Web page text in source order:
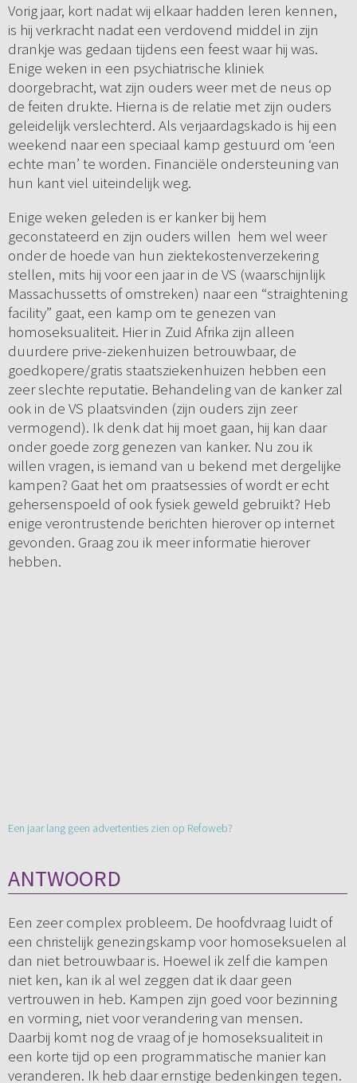
Vorig jaar, kort nadat wij elkaar hadden leren kennen,
is hij verkracht nadat een verdovend middel in zijn
drankje was gedaan tijdens een feest waar hij was.
Enige weken in een psychiatrische kliniek
doorgebracht, wat zijn ouders weer met de neus op
de feiten drukte. Hierna is de relatie met zijn ouders
geleidelijk verslechterd. Als verjaardagskado is hij een
weekend naar een speciaal kamp gestuurd om ‘een
echte man’ te worden. Financiële ondersteuning van
hun kant viel uiteindelijk weg.
Enige weken geleden is er kanker bij hem
geconstateerd en zijn ouders willen hem wel weer
onder de hoede van hun ziektekostenverzekering
stellen, mits hij voor een jaar in de VS (waarschijnlijk
Massachussetts of omstreken) naar een “straightening
facility” gaat, een kamp om te genezen van
homoseksualiteit. Hier in Zuid Afrika zijn alleen
duurdere prive-ziekenhuizen betrouwbaar, de
goedkopere/gratis staatsziekenhuizen hebben een
zeer slechte reputatie. Behandeling van de kanker zal
ook in de VS plaatsvinden (zijn ouders zijn zeer
vermogend). Ik denk dat hij moet gaan, hij kan daar
onder goede zorg genezen van kanker. Nu zou ik
willen vragen, is iemand van u bekend met dergelijke
kampen? Gaat het om praatsessies of wordt er echt
gehersenspoeld of ook fysiek geweld gebruikt? Heb
enige verontrustende berichten hierover op internet
gevonden. Graag zou ik meer informatie hierover
hebben.
Een jaar lang geen advertenties zien op Refoweb?
ANTWOORD
Een zeer complex probleem. De hoofdvraag luidt of
een christelijk genezingskamp voor homoseksuelen al
dan niet betrouwbaar is. Hoewel ik zelf die kampen
niet ken, kan ik al wel zeggen dat ik daar geen
vertrouwen in heb. Kampen zijn goed voor bezinning
en vorming, niet voor verandering van mensen.
Daarbij komt nog de vraag of je homoseksualiteit in
een korte tijd op een programmatische manier kan
veranderen. Ik heb daar ernstige bedenkingen tegen.